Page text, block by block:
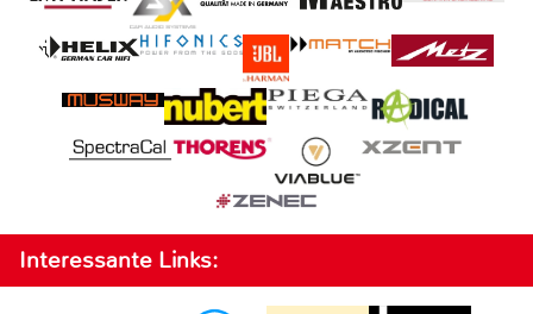
Interessante Links: